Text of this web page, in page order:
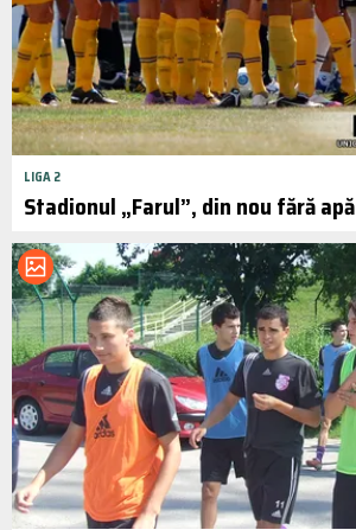
LIGA 2
Stadionul „Farul”, din nou fără apă